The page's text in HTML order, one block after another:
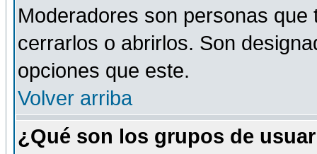
Moderadores son personas
cerrarlos o abrirlos. Son
opciones que este.
Volver arriba
¿Qué son los grupos de